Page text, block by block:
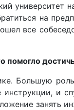
университет
на
все
Большую
и
занять